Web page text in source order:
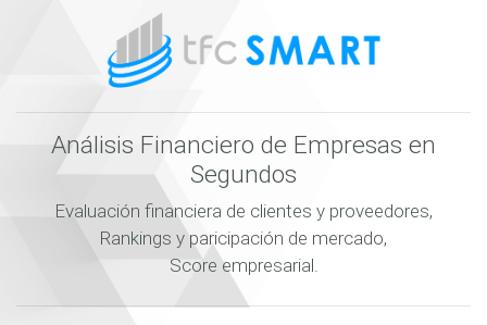
Análisis Financiero de Empresas en
Segundos
Evaluación financiera de clientes y proveedores,
Rankings y paricipación de mercado,
Score empresarial.